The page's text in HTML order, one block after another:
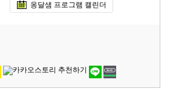
옹달샘 프로그램 캘린더